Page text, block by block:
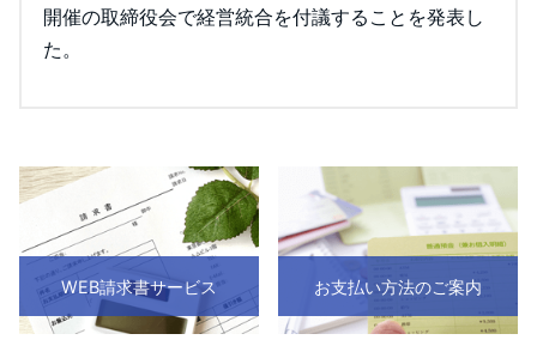
開催の取締役会で経営統合を付議することを発表し
た。
WEB請求書サービス お支払い方法のご案内